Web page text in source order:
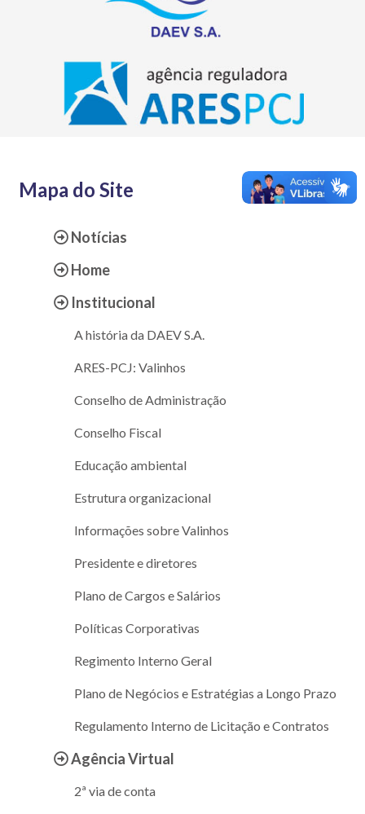
Mapa do Site
Notícias
Home
Institucional
A história da DAEV S.A.
ARES-PCJ: Valinhos
Conselho de Administração
Conselho Fiscal
Educação ambiental
Estrutura organizacional
Informações sobre Valinhos
Presidente e diretores
Plano de Cargos e Salários
Políticas Corporativas
Regimento Interno Geral
Plano de Negócios e Estratégias a Longo Prazo
Regulamento Interno de Licitação e Contratos
Agência Virtual
2ª via de conta